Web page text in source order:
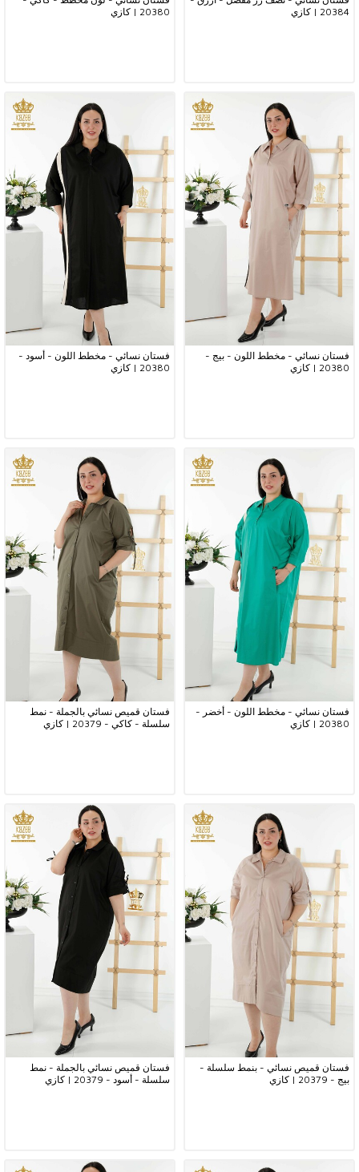
20384 | كازي
20380 | كازي
فستان نسائي - مخطط اللون - بيج -
20380 | كازي
فستان نسائي - مخطط اللون - أسود -
20380 | كازي
فستان نسائي - مخطط اللون - أخضر -
20380 | كازي
فستان قميص نسائي بالجملة - نمط
سلسلة - كاكي - 20379 | كازي
فستان قميص نسائي - بنمط سلسلة -
بيج - 20379 | كازي
فستان قميص نسائي بالجملة - نمط
سلسلة - أسود - 20379 | كازي